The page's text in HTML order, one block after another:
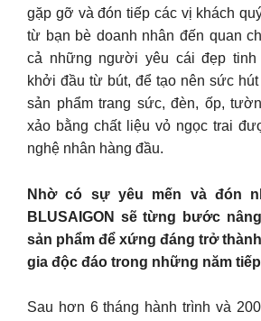
gặp gỡ và đón tiếp các vị khách
từ bạn bè doanh nhân đến quan
cả những người yêu cái đẹp tinh
khởi đầu từ bút, để tạo nên sức
sản phẩm trang sức, đèn, ốp,
xảo bằng chất liệu vỏ ngọc trai
nghệ nhân hàng đầu.
Nhờ có sự yêu mến và đón
BLUSAIGON sẽ từng bước
sản phẩm để xứng đáng trở
gia độc đáo trong những năm
Sau hơn 6 tháng hành trình và